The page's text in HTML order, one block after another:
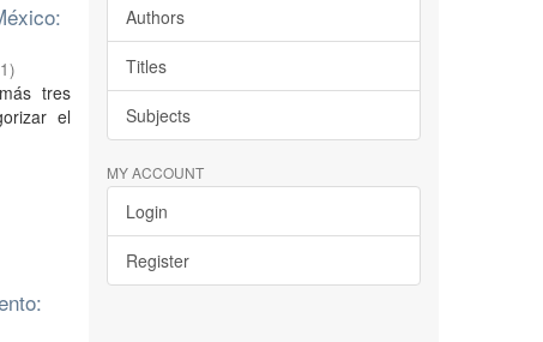
)
tres
el
Authors
Titles
Subjects
MY ACCOUNT
Login
Register